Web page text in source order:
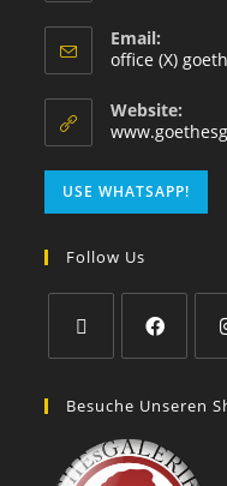
Email:
office (X)
Website:
USE WHATSAPP!
Follow Us
Besuche Unseren